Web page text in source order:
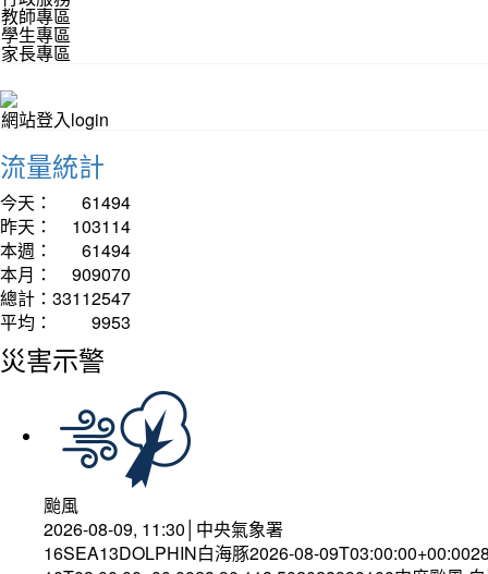
教師專區
學生專區
家長專區
網站登入login
流量統計
今天：
61494
昨天：
103114
本週：
61494
本月：
909070
總計： 33112547
平均：
9953
災害示警
颱風
2026-08-09, 11:30│中央氣象署
16SEA13DOLPHIN白海豚2026-08-